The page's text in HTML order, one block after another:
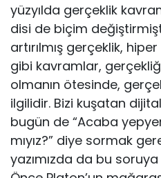
yüzyılda gerçeklik
disi de biçim
artırılmış gerçeklik,
gibi kavramlar,
olmanın ötesinde,
ilgilidir. Bizi kuşatan
bugün de “Acaba
mıyız?” diye sormak
yazımızda da bu